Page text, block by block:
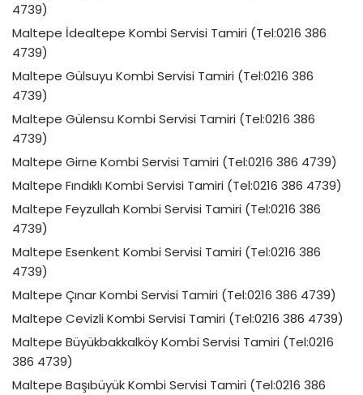
4739)
Maltepe İdealtepe Kombi Servisi Tamiri (Tel:0216 386
4739)
Maltepe Gülsuyu Kombi Servisi Tamiri (Tel:0216 386
4739)
Maltepe Gülensu Kombi Servisi Tamiri (Tel:0216 386
4739)
Maltepe Girne Kombi Servisi Tamiri (Tel:0216 386 4739)
Maltepe Fındıklı Kombi Servisi Tamiri (Tel:0216 386 4739)
Maltepe Feyzullah Kombi Servisi Tamiri (Tel:0216 386
4739)
Maltepe Esenkent Kombi Servisi Tamiri (Tel:0216 386
4739)
Maltepe Çınar Kombi Servisi Tamiri (Tel:0216 386 4739)
Maltepe Cevizli Kombi Servisi Tamiri (Tel:0216 386 4739)
Maltepe Büyükbakkalköy Kombi Servisi Tamiri (Tel:0216
386 4739)
Maltepe Başıbüyük Kombi Servisi Tamiri (Tel:0216 386